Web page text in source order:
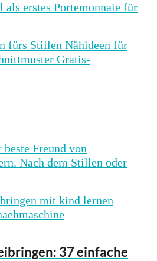
als erstes Portemonnaie für
Freund von
Nach dem Stillen oder
37 einfache